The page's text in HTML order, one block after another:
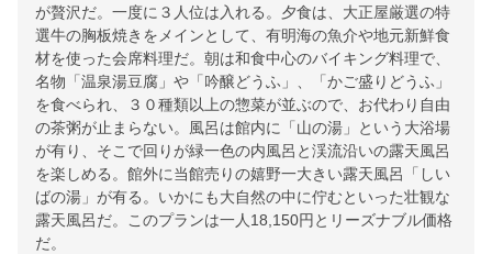
が贅沢だ。一度に３人位は入れる。夕食は、大正屋厳選の特
選牛の胸板焼きをメインとして、有明海の魚介や地元新鮮食
材を使った会席料理だ。朝は和食中心のバイキング料理で、
名物「温泉湯豆腐」や「吟醸どうふ」、「かご盛りどうふ」
を食べられ、３０種類以上の惣菜が並ぶので、お代わり自由
の茶粥が止まらない。風呂は館内に「山の湯」という大浴場
が有り、そこで回りが緑一色の内風呂と渓流沿いの露天風呂
を楽しめる。館外に当館売りの嬉野一大きい露天風呂「しい
ばの湯」が有る。いかにも大自然の中に佇むといった壮観な
露天風呂だ。このプランは一人18,150円とリーズナブル価格
だ。